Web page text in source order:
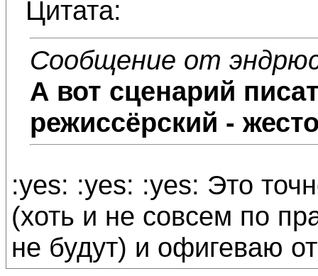
Цитата:
Сообщение от
А вот сценарий
режиссёрский -
:yes: :yes: :yes: Это
(хоть и не совсем по
не будут) и офигеваю